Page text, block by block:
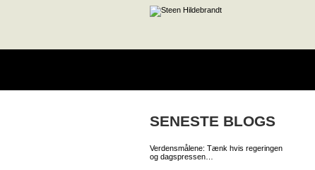
SENESTE BLOGS
Verdensmålene: Tænk hvis regeringen
og dagspressen…